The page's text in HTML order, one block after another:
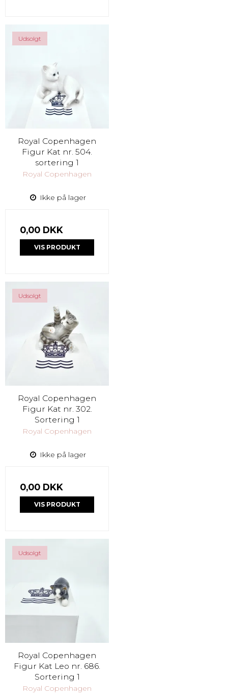
Udsolgt
Royal Copenhagen
Figur Kat nr. 504.
sortering 1
Royal Copenhagen
Ikke på lager
0,00 DKK
VIS PRODUKT
Udsolgt
Royal Copenhagen
Figur Kat nr. 302.
Sortering 1
Royal Copenhagen
Ikke på lager
0,00 DKK
VIS PRODUKT
Udsolgt
Royal Copenhagen
Figur Kat Leo nr. 686.
Sortering 1
Royal Copenhagen